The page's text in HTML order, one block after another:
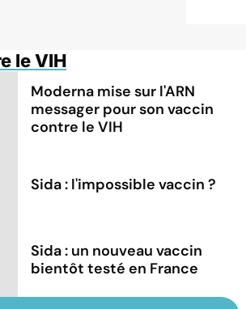
le VIH
Moderna mise sur l'ARN
messager pour son vaccin
contre le VIH
Sida : l'impossible vaccin ?
Sida : un nouveau vaccin
bientôt testé en France